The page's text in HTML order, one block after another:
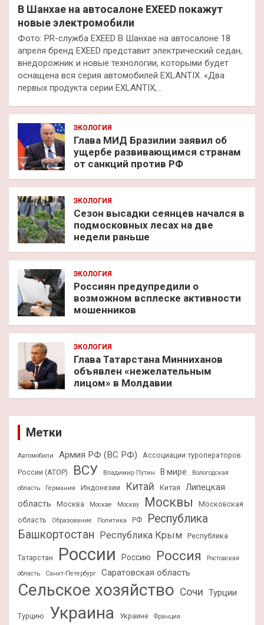
В Шанхае на автосалоне EXEED покажут
новые электромобили
Фото: PR-служба EXEED В Шанхае на автосалоне 18
апреля бренд EXEED представит электрический седан,
внедорожник и новые технологии, которыми будет
оснащена вся серия автомобилей EXLANTIX. «Два
первых продукта серии EXLANTIX,…
ЭКОЛОГИЯ
Глава МИД Бразилии заявил об
ущербе развивающимся странам
от санкций против РФ
ЭКОЛОГИЯ
Сезон высадки сеянцев начался в
подмосковных лесах на две
недели раньше
ЭКОЛОГИЯ
Россиян предупредили о
возможном всплеске активности
мошенников
ЭКОЛОГИЯ
Глава Татарстана Минниханов
объявлен «нежелательным
лицом» в Молдавии
Метки
Автомобили Армия РФ (ВС РФ)
Ассоциации туроператоров
России (АТОР)
ВСУ Владимир Путин В мире
Вологодская
область
Германия Индонезии Китай Китая
Липецкая
область
Москва Москве Москву Москвы
Московская
область
Образование Политика РФ
Республика
Башкортостан Республика Крым Республика
Татарстан России Россию Россия
Ростовская
область
Санкт-Петербург Саратовская область
Сельское хозяйство Сочи Турции
Турцию Украина Украине Франция